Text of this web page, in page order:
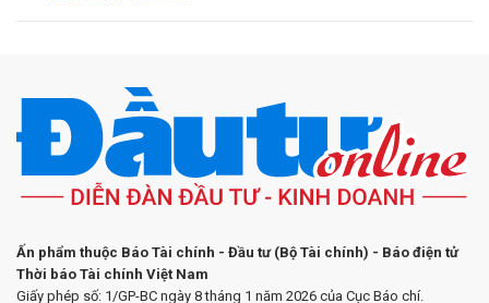
Ấn phẩm thuộc Báo Tài chính - Đầu tư (Bộ Tài chính) - Báo điện tử
Thời báo Tài chính Việt Nam
Giấy phép số: 1/GP-BC ngày 8 tháng 1 năm 2026 của Cục Báo chí.